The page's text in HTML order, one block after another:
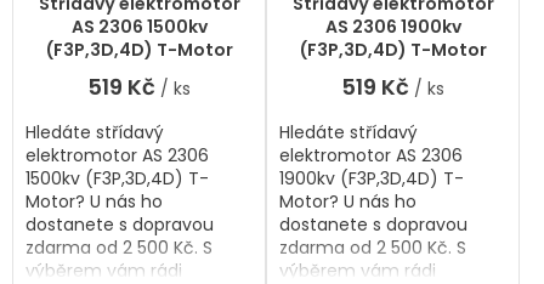
AS 2306 1500kv
(F3P,3D,4D) T-Motor
produktu
hvězdiček.
519 Kč / ks
Hledáte střídavý
elektromotor AS 2306
1500kv (F3P,3D,4D) T-
Motor? U nás ho
dostanete s dopravou
zdarma od 2 500 Kč. S
výběrem vám rádi
AS 2306 1900kv
(F3P,3D,4D) T-Motor
519 Kč / ks
Hledáte střídavý
elektromotor AS 2306
1900kv (F3P,3D,4D) T-
Motor? U nás ho
dostanete s dopravou
zdarma od 2 500 Kč. S
výběrem vám rádi